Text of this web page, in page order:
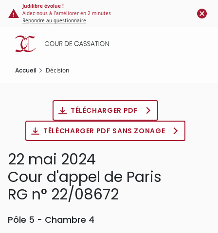
Panneau de gestion des cookies
contenu
principal
Judilibre évolue !
Aidez-nous à l'améliorer en 2 minutes
Répondre au questionnaire
Accueil Décision
TÉLÉCHARGER PDF
TÉLÉCHARGER PDF SANS ZONAGE
22 mai 2024
Cour d'appel de Paris
RG n° 22/08672
Pôle 5 - Chambre 4